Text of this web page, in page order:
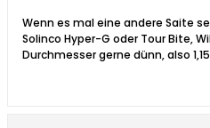
Wenn es mal eine andere Saite
Solinco Hyper-G oder Tour Bite,
Durchmesser gerne dünn, also 1,15